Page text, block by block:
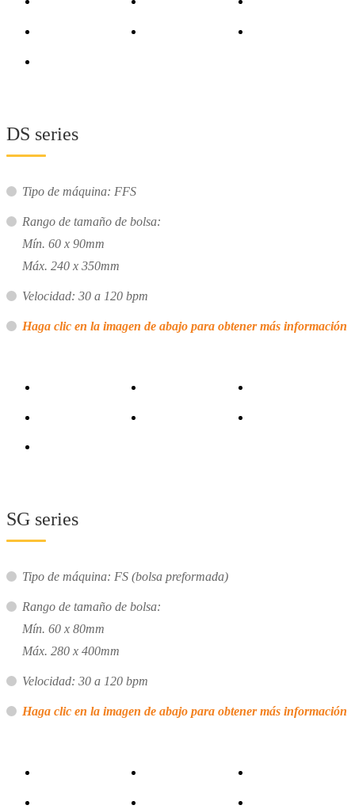
DS series
Tipo de máquina: FFS
Rango de tamaño de bolsa:
Mín. 60 x 90mm
Máx. 240 x 350mm
Velocidad: 30 a 120 bpm
Haga clic en la imagen de abajo para obtener más información
SG series
Tipo de máquina: FS (bolsa preformada)
Rango de tamaño de bolsa:
Mín. 60 x 80mm
Máx. 280 x 400mm
Velocidad: 30 a 120 bpm
Haga clic en la imagen de abajo para obtener más información